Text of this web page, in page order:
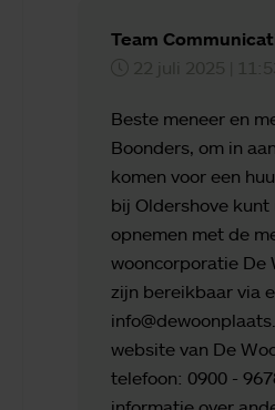
Team
22 juli 2025 |
Beste meneer en
Boonders, om in
komen voor een
bij Oldershove kunt
opnemen met de
wooncorporatie De
zijn bereikbaar via
website van De
telefoon: 0900 -